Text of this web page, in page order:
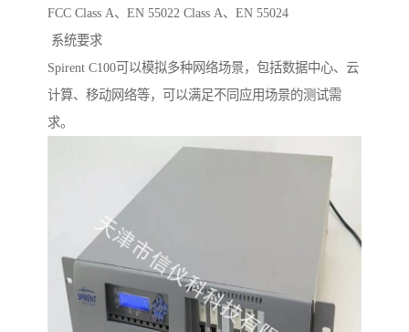
FCC Class A、EN 55022 Class A、EN 55024
系统要求
Spirent C100可以模拟多种网络场景，包括数据中心、云
计算、移动网络等，可以满足不同应用场景的测试需
求。